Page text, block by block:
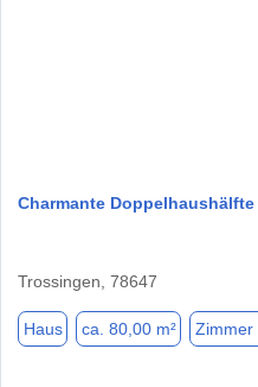
Charmante
Trossingen, 78647
Haus ca. 80,00 m² Zimmer